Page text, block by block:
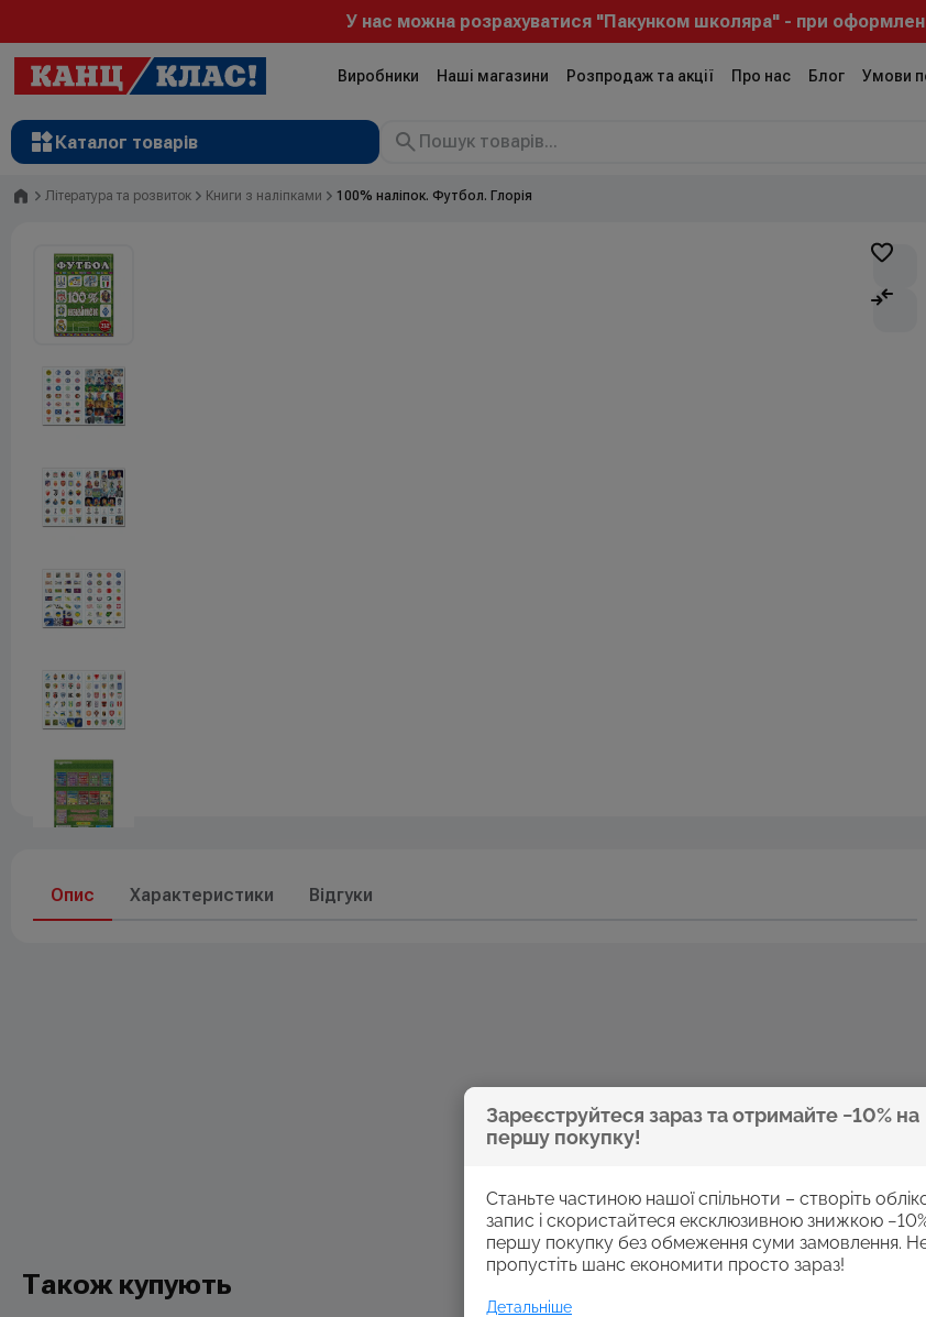
У нас можна розрахуватися "Пакунком школяра" - при
Виробники Наші магазини Розпродаж та акції Про нас Блог Умови
Зареєструйтеся зараз та отримайте −10% на
першу покупку!
Станьте частиною нашої спільноти – створіть
запис і скористайтеся ексклюзивною знижкою
першу покупку без обмеження суми замовлення.
пропустіть шанс економити просто зараз!
Детальніше
Каталог товарів
Рюкзаки
Канцтовари
Література та розвиток
Художні матеріали
Творчість
Сувенірна продукція
Друк
Елементи живлення
Головна
Література та розвиток Книги з наліпками 100% наліпок. Футбол. Глорія
Опис Характеристики Відгуки
Також купують